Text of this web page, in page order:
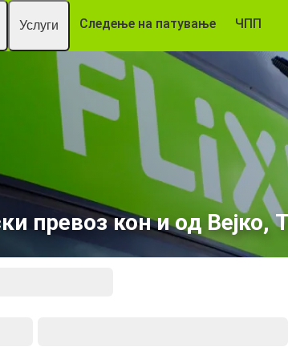
Услуги Следење на патување ЧПП
превоз кон и од Вејко,